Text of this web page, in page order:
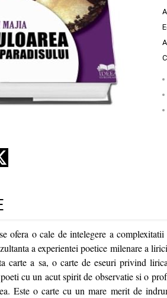
ofera o cale de intelegere a
a experientei poetice milenare a
carte a sa, o carte de eseuri privind
cu un acut spirit de observatie si o
Este o carte cu un mare merit de